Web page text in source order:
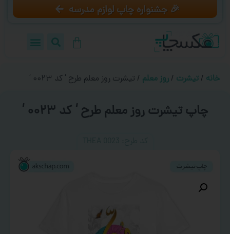
🎉 جشنواره چاپ لوازم مدرسه
خانه / تیشرت / روز معلم / تیشرت روز معلم طرح ‘ کد ۰۰۲۳ ‘
چاپ تیشرت روز معلم طرح ‘ کد ۰۰۲۳ ‘